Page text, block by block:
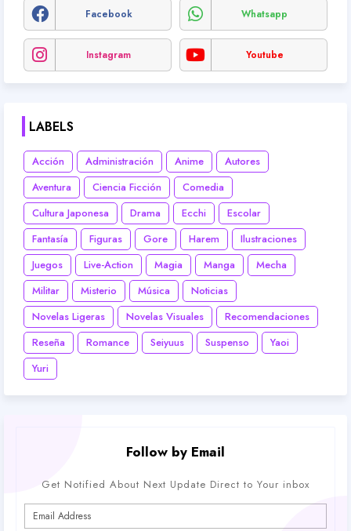
Facebook Whatsapp
Instagram Youtube
LABELS
Acción Administración Anime
Autores
Aventura
Ciencia Ficción
Comedia
Cultura Japonesa
Drama Ecchi
Escolar
Fantasía
Figuras Gore Harem
Ilustraciones
Juegos
Live-Action Magia Manga
Mecha
Militar
Misterio Música
Noticias
Novelas Ligeras
Novelas Visuales
Recomendaciones
Reseña
Romance Seiyuus Suspenso
Yaoi
Yuri
Follow by Email
Get Notified About Next Update Direct to Your inbox